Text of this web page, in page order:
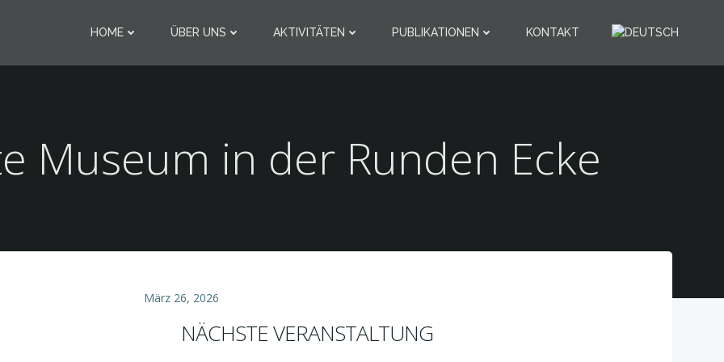
HOME ÜBER UNS AKTIVITÄTEN PUBLIKATIONEN KONTAKT
Museum in der Runden Ecke
März 26, 2026
NÄCHSTE VERANSTALTUNG